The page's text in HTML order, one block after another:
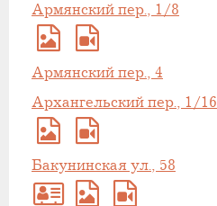
Армянский пер., 1/8
Армянский пер., 4
Архангельский пер., 1/16
Бакунинская ул., 58